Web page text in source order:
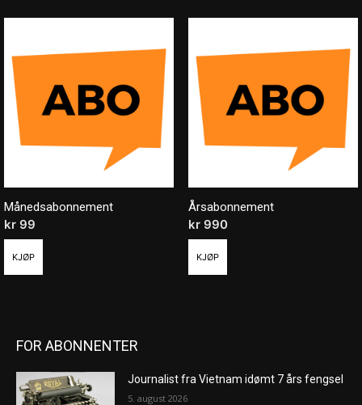
Månedsabonnement
kr 99
KJØP
Årsabonnement
kr990
KJØP
FOR ABONNENTER
Journalist fra Vietnam idømt 7 års fengsel
5. august 2026